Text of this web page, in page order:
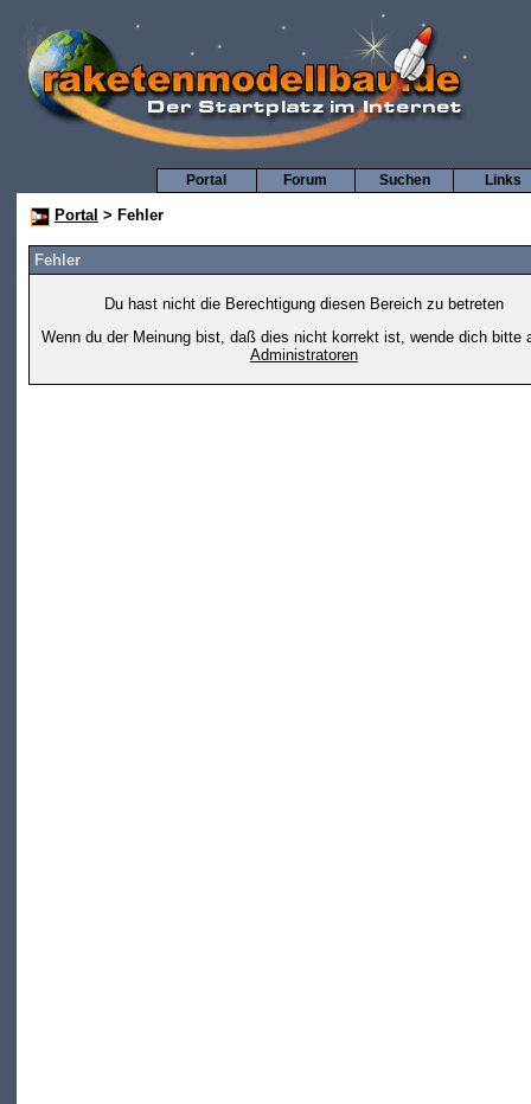
Links
Suchen
Forum
Portal
Portal > Fehler
Fehler
Du hast nicht die Berechtigung diesen Bereich zu betreten
Wenn du der Meinung bist, daß dies nicht korrekt ist, wende dich bitte
Administratoren